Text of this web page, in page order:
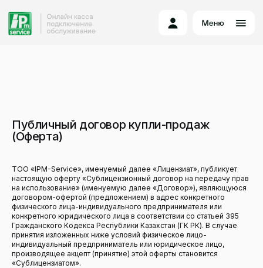
Публичный договор купли-продаж
(Оферта)
ТОО «IPM-Service», именуемый далее «Лицензиат», публикует
настоящую оферту «Сублицензионный договор на передачу прав
на использование» (именуемую далее «Договор»), являющуюся
договором-офертой (предложением) в адрес конкретного
физического лица-индивидуального предпринимателя или
конкретного юридического лица в соответствии со статьей 395
Гражданского Кодекса Республики Казахстан (ГК РК). В случае
принятия изложенных ниже условий физическое лицо-
индивидуальный предприниматель или юридическое лицо,
производящее акцепт (принятие) этой оферты становится
«Сублицензиатом».